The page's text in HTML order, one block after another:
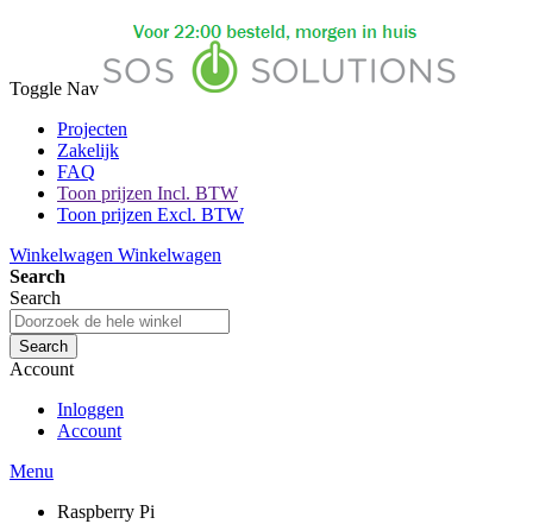
Toggle Nav
Projecten
Zakelijk
FAQ
Toon prijzen Incl. BTW
Toon prijzen Excl. BTW
Winkelwagen Winkelwagen
Search
Search
Search
Account
Inloggen
Account
Menu
Raspberry Pi